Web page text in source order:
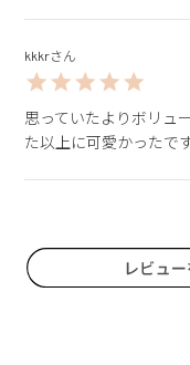
kkkr
思っていたよりボリュ
た以上に可愛かったで